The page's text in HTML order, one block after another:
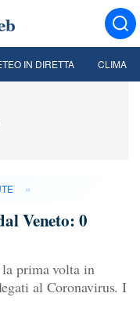
IN DIRETTA CLIMA
»
Veneto: 0
prima volta in
al Coronavirus. I